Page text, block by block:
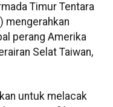
Timur Tentara
mengerahkan
perang Amerika
Selat Taiwan,
untuk melacak